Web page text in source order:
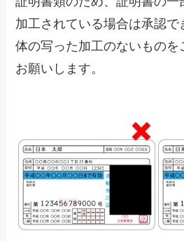
加工されている場合は承認で
体の写った加工のないものを
お願いします。